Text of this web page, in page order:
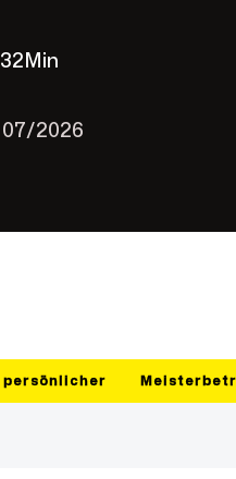
32 Min
07/2026
persönlicher